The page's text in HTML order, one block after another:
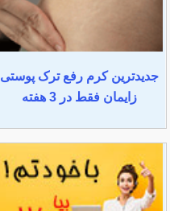
جدیدترین کرم رفع ترک پوستی
زایمان فقط در 3 هفته